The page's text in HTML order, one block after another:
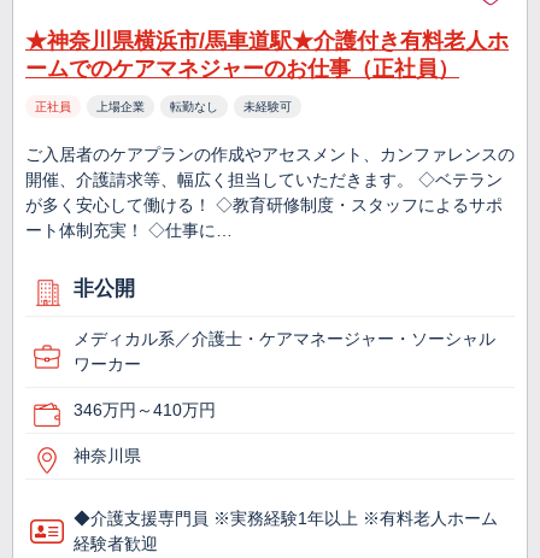
★神奈川県横浜市/馬車道駅★介護付き有料老人ホ
ームでのケアマネジャーのお仕事（正社員）
正社員 上場企業 転勤なし 未経験可
ご入居者のケアプランの作成やアセスメント、カンファレンスの
開催、介護請求等、幅広く担当していただきます。 ◇ベテラン
が多く安心して働ける！ ◇教育研修制度・スタッフによるサポ
ート体制充実！ ◇仕事に…
非公開
メディカル系／介護士・ケアマネージャー・ソーシャル
ワーカー
346万円～410万円
神奈川県
◆介護支援専門員 ※実務経験1年以上 ※有料老人ホーム
経験者歓迎